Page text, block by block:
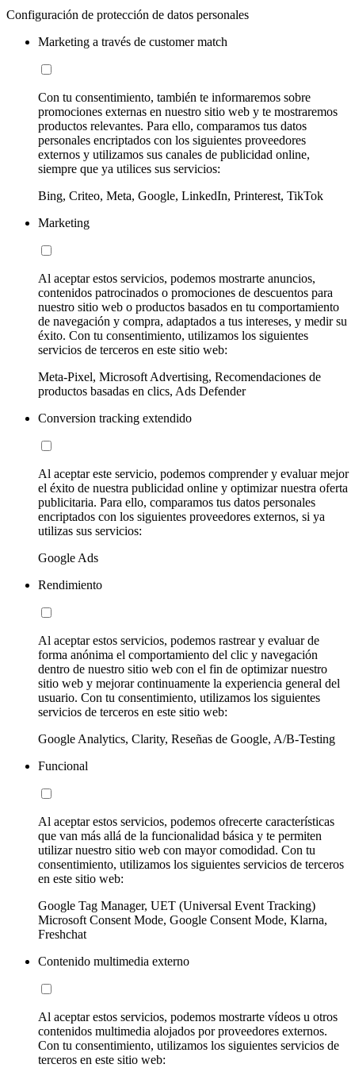
Configuración de protección de datos personales
Marketing a través de customer match
Con tu consentimiento, también te informaremos sobre
promociones externas en nuestro sitio web y te mostraremos
productos relevantes. Para ello, comparamos tus datos
personales encriptados con los siguientes proveedores
externos y utilizamos sus canales de publicidad online,
siempre que ya utilices sus servicios:
Bing, Criteo, Meta, Google, LinkedIn, Printerest, TikTok
Marketing
Al aceptar estos servicios, podemos mostrarte anuncios,
contenidos patrocinados o promociones de descuentos para
nuestro sitio web o productos basados en tu comportamiento
de navegación y compra, adaptados a tus intereses, y medir su
éxito. Con tu consentimiento, utilizamos los siguientes
servicios de terceros en este sitio web:
Meta-Pixel, Microsoft Advertising, Recomendaciones de
productos basadas en clics, Ads Defender
Conversion tracking extendido
Al aceptar este servicio, podemos comprender y evaluar mejor
el éxito de nuestra publicidad online y optimizar nuestra oferta
publicitaria. Para ello, comparamos tus datos personales
encriptados con los siguientes proveedores externos, si ya
utilizas sus servicios:
Google Ads
Rendimiento
Al aceptar estos servicios, podemos rastrear y evaluar de
forma anónima el comportamiento del clic y navegación
dentro de nuestro sitio web con el fin de optimizar nuestro
sitio web y mejorar continuamente la experiencia general del
usuario. Con tu consentimiento, utilizamos los siguientes
servicios de terceros en este sitio web:
Google Analytics, Clarity, Reseñas de Google, A/B-Testing
Funcional
Al aceptar estos servicios, podemos ofrecerte características
que van más allá de la funcionalidad básica y te permiten
utilizar nuestro sitio web con mayor comodidad. Con tu
consentimiento, utilizamos los siguientes servicios de terceros
en este sitio web:
Google Tag Manager, UET (Universal Event Tracking)
Microsoft Consent Mode, Google Consent Mode, Klarna,
Freshchat
Contenido multimedia externo
Al aceptar estos servicios, podemos mostrarte vídeos u otros
contenidos multimedia alojados por proveedores externos.
Con tu consentimiento, utilizamos los siguientes servicios de
terceros en este sitio web: